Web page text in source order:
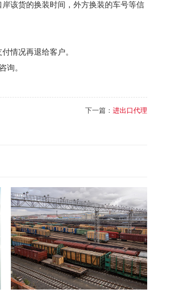
该货的换装时间，外方换装的车号等信
情况再退给客户。
询。
下一篇： 进出口代理